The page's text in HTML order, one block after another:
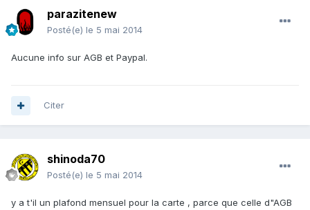
parazitenew
Posté(e) le 5 mai 2014
Aucune info sur AGB et Paypal.
Citer
shinoda70
Posté(e) le 5 mai 2014
y a t'il un plafond mensuel pour la carte , parce que celle d"AGB